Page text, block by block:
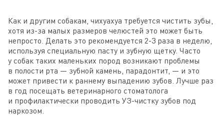
Как и другим собакам, чихуахуа требуется чистить зубы,
хотя из-за малых размеров челюстей это может быть
непросто. Делать это рекомендуется 2-3 раза в неделю,
используя специальную пасту и зубную щетку. Часто
у собак таких маленьких пород возникают проблемы
в полости рта — зубной камень, парадонтит, — и это
может привести к раннему выпадению зубов. Лучше раз
в год посещать ветеринарного стоматолога
и профилактически проводить УЗ-чистку зубов под
наркозом.